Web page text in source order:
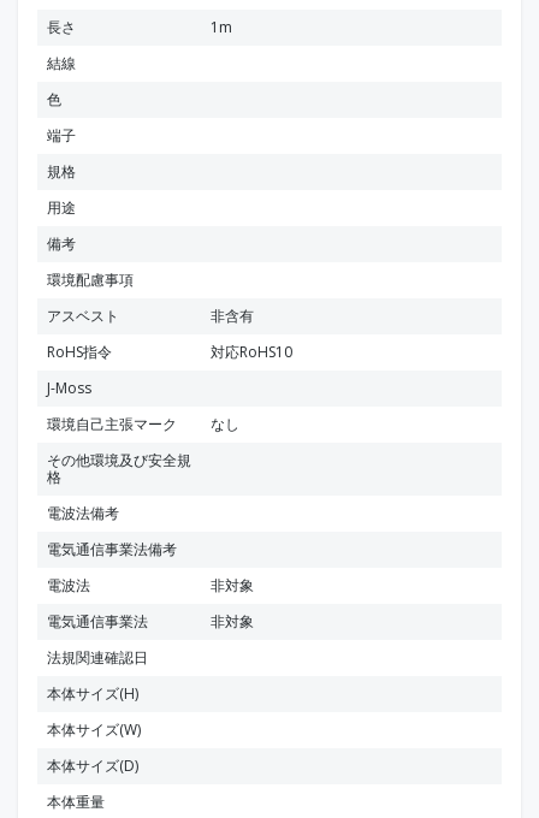
長さ
1m
結線
色
端子
規格
用途
備考
環境配慮事項
アスベスト
非含有
RoHS指令
対応RoHS10
J-Moss
環境自己主張マーク
なし
その他環境及び安全規
格
電波法備考
電気通信事業法備考
電波法
非対象
電気通信事業法
非対象
法規関連確認日
本体サイズ(H)
本体サイズ(W)
本体サイズ(D)
本体重量